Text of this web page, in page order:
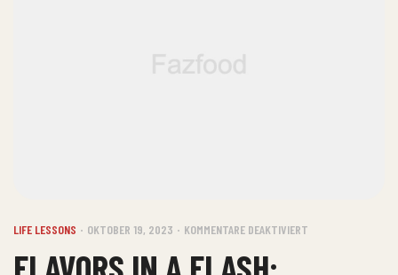
LIFE LESSONS OKTOBER 19, 2023 KOMMENTARE DEAKTIVIERT